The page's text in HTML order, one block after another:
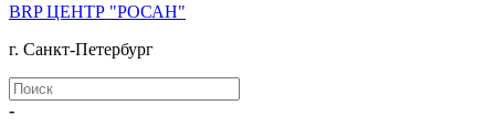
BRP ЦЕНТР "РОСАН"
г. Санкт-Петербург
-